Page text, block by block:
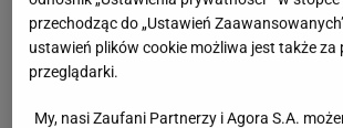
przechodząc do „Ustawień
ustawień plików cookie możliwa jest także za
przeglądarki.
My, nasi Zaufani Partnerzy i Agora S.A.